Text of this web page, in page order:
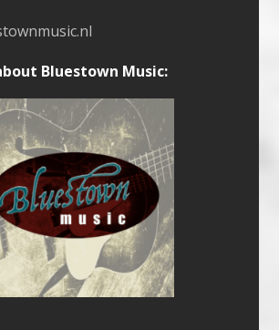
Bluestown Music: